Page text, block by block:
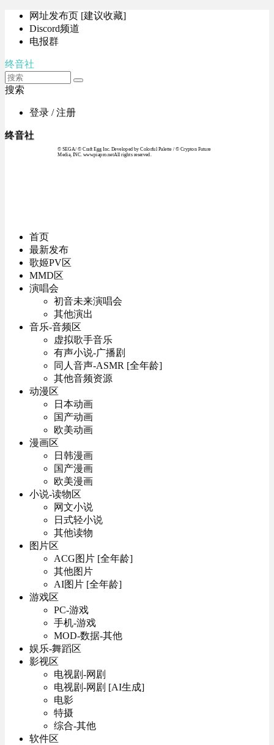
网址发布页 [建议收藏]
Discord频道
电报群
终音社
搜索
登录 / 注册
终音社
© SEGA / © Craft Egg Inc. Developed by Colorful Palette / © Crypton Future
Media, INC. www.piapro.netAll rights reserved.
首页
最新发布
歌姬PV区
MMD区
演唱会
初音未来演唱会
其他演出
音乐-音频区
虚拟歌手音乐
有声小说-广播剧
同人音声-ASMR [全年龄]
其他音频资源
动漫区
日本动画
国产动画
欧美动画
漫画区
日韩漫画
国产漫画
欧美漫画
小说-读物区
网文小说
日式轻小说
其他读物
图片区
ACG图片 [全年龄]
其他图片
AI图片 [全年龄]
游戏区
PC-游戏
手机-游戏
MOD-数据-其他
娱乐-舞蹈区
影视区
电视剧-网剧
电视剧-网剧 [AI生成]
电影
特摄
综合-其他
软件区